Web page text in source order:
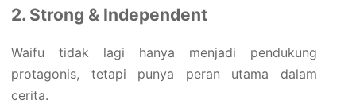
2. Strong & Independent
Waifu tidak lagi hanya menjadi pendukung
protagonis, tetapi punya peran utama dalam
cerita.